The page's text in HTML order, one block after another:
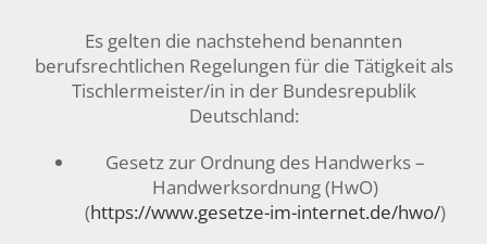
Es gelten die nachstehend benannten
berufsrechtlichen Regelungen für die Tätigkeit als
Tischlermeister/in in der Bundesrepublik
Deutschland:
Gesetz zur Ordnung des Handwerks –
Handwerksordnung (HwO)
(https://www.gesetze-im-internet.de/hwo/)